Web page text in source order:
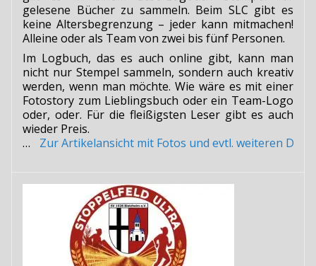
gelesene Bücher zu sammeln. Beim SLC gibt es
keine Altersbegrenzung – jeder kann mitmachen!
Alleine oder als Team von zwei bis fünf Personen.
Im Logbuch, das es auch online gibt, kann man
nicht nur Stempel sammeln, sondern auch kreativ
werden, wenn man möchte. Wie wäre es mit einer
Fotostory zum Lieblingsbuch oder ein Team-Logo
oder, oder. Für die fleißigsten Leser gibt es auch
wieder Preis.
…Zur Artikelansicht mit Fotos und evtl. weiteren